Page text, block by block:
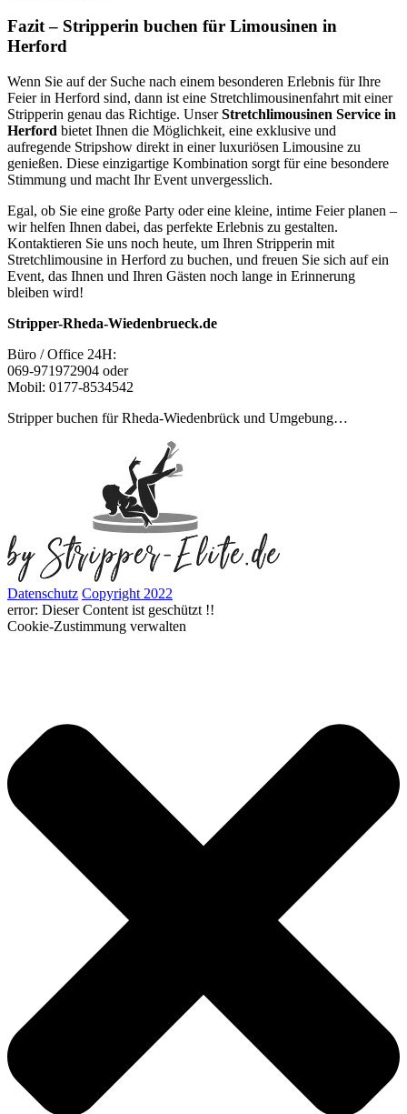
Fazit – Stripperin buchen für Limousinen in
Herford
Wenn Sie auf der Suche nach einem besonderen Erlebnis für Ihre
Feier in Herford sind, dann ist eine Stretchlimousinenfahrt mit einer
Stripperin genau das Richtige. UnserStretchlimousinen Service in
Herford bietet Ihnen die Möglichkeit, eine exklusive und
aufregende Stripshow direkt in einer luxuriösen Limousine zu
genießen. Diese einzigartige Kombination sorgt für eine besondere
Stimmung und macht Ihr Event unvergesslich.
Egal, ob Sie eine große Party oder eine kleine, intime Feier planen –
wir helfen Ihnen dabei, das perfekte Erlebnis zu gestalten.
Kontaktieren Sie uns noch heute, um Ihren Stripperin mit
Stretchlimousine in Herford zu buchen, und freuen Sie sich auf ein
Event, das Ihnen und Ihren Gästen noch lange in Erinnerung
bleiben wird!
Stripper-Rheda-Wiedenbrueck.de
Büro / Office 24H:
069-971972904 oder
Mobil: 0177-8534542
Stripper buchen für Rheda-Wiedenbrück und Umgebung…
Datenschutz Copyright 2022
error: Dieser Content ist geschützt !!
Cookie-Zustimmung verwalten